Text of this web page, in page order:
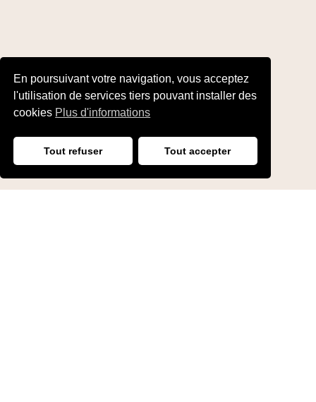
En poursuivant votre navigation, vous acceptez
l'utilisation de services tiers pouvant installer des
cookies Plus d'informations
Tout refuser Tout accepter